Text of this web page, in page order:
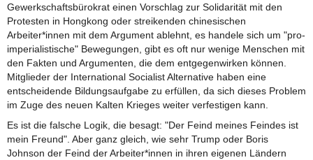
Gewerkschaftsbürokrat einen Vorschlag zur Solidarität mit den
Protesten in Hongkong oder streikenden chinesischen
Arbeiter*innen mit dem Argument ablehnt, es handele sich um "pro-
imperialistische" Bewegungen, gibt es oft nur wenige Menschen mit
den Fakten und Argumenten, die dem entgegenwirken können.
Mitglieder der International Socialist Alternative haben eine
entscheidende Bildungsaufgabe zu erfüllen, da sich dieses Problem
im Zuge des neuen Kalten Krieges weiter verfestigen kann.
Es ist die falsche Logik, die besagt: "Der Feind meines Feindes ist
mein Freund". Aber ganz gleich, wie sehr Trump oder Boris
Johnson der Feind der Arbeiter*innen in ihren eigenen Ländern